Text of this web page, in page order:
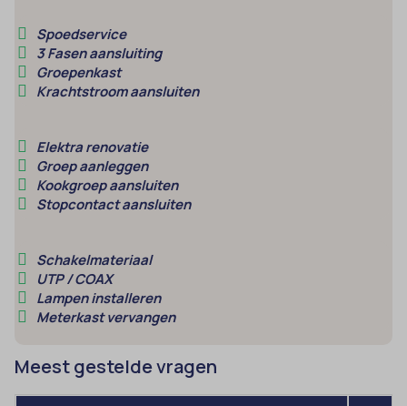
Spoedservice
3 Fasen aansluiting
Groepenkast
Krachtstroom aansluiten
Elektra renovatie
Groep aanleggen
Kookgroep aansluiten
Stopcontact aansluiten
Schakelmateriaal
UTP / COAX
Lampen installeren
Meterkast vervangen
Meest gestelde vragen
intercom-id-*
intercom-session-*
mhcookie
sessionId
timezone
wordpress_logged_in_*
wp-settings-*
wp-settings-time-*
cc_cookie_accept
cli_cookie_consent
cookie-*
cookies_accepted
cookiesEnabled
et-editing-post-*
et-recommend-sync-post-*
et-saving-post-*
euCookie